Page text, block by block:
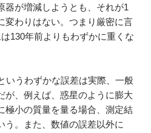
器が増減しようとも、それが1
変わりはない。つまり厳密に言
130年前よりもわずかに重くな
いうわずかな誤差は実際、一般
が、例えば、惑星のように膨大
極小の質量を量る場合、測定結
う。また、数値の誤差以外に